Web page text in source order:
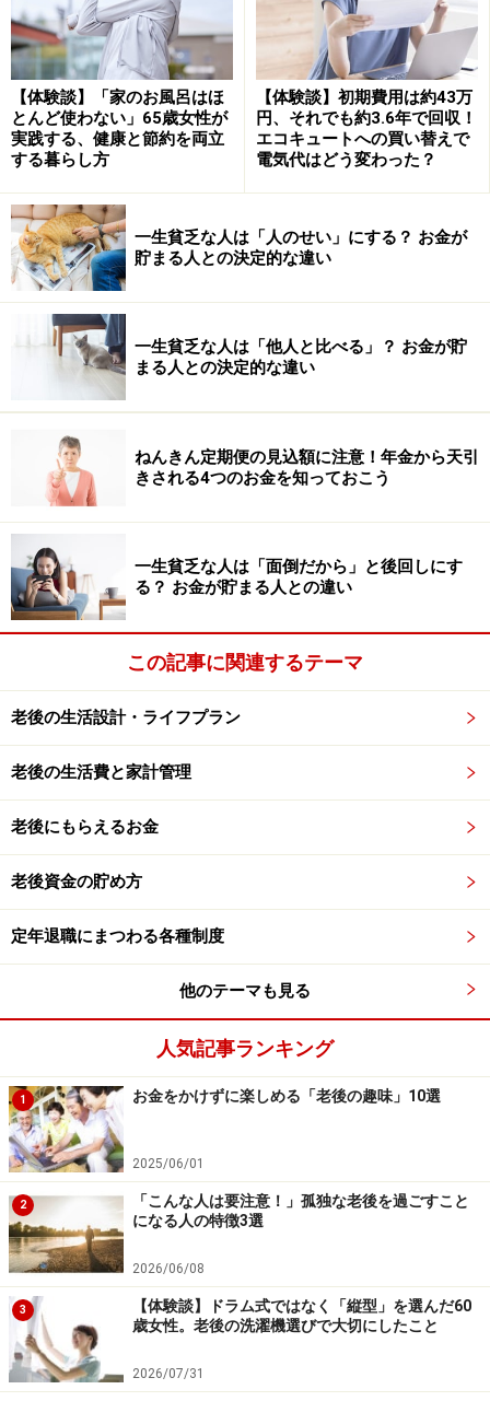
【体験談】「家のお風呂はほ
とんど使わない」65歳女性が
実践する、健康と節約を両立
する暮らし方
【体験談】初期費用は約43万
円、それでも約3.6年で回収！
エコキュートへの買い替えで
電気代はどう変わった？
一生貧乏な人は「人のせい」にする？ お金が
貯まる人との決定的な違い
一生貧乏な人は「他人と比べる」？ お金が貯
まる人との決定的な違い
ねんきん定期便の見込額に注意！年金から天引
きされる4つのお金を知っておこう
一生貧乏な人は「面倒だから」と後回しにす
る？ お金が貯まる人との違い
この記事に関連するテーマ
老後の生活設計・ライフプラン
老後の生活費と家計管理
老後にもらえるお金
老後資金の貯め方
定年退職にまつわる各種制度
他のテーマも見る
人気記事ランキング
1 お金をかけずに楽しめる「老後の趣味」10選
2025/06/01
2
「こんな人は要注意！」孤独な老後を過ごすこと
になる人の特徴3選
2026/06/08
3
【体験談】ドラム式ではなく「縦型」を選んだ60
歳女性。老後の洗濯機選びで大切にしたこと
2026/07/31